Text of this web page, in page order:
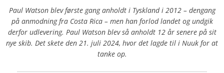
Paul Watson blev første gang anholdt i Tyskland i 2012 – dengang
på anmodning fra Costa Rica – men han forlod landet og undgik
derfor udlevering. Paul Watson blev så anholdt 12 år senere på sit
nye skib. Det skete den 21. juli 2024, hvor det lagde til i Nuuk for at
tanke op.